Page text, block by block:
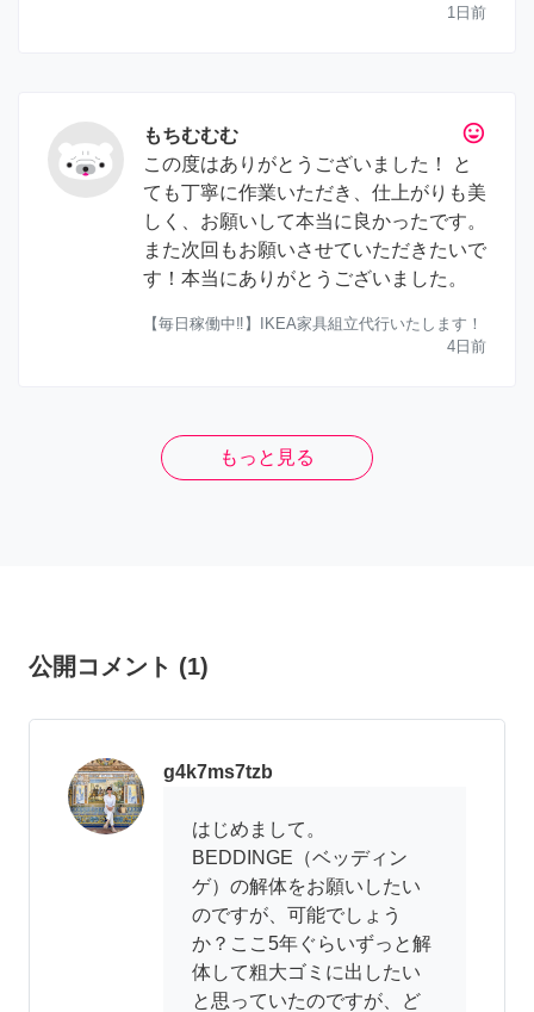
1日前
tag_faces
もちむむむ
この度はありがとうございました！ と
ても丁寧に作業いただき、仕上がりも美
しく、お願いして本当に良かったです。
また次回もお願いさせていただきたいで
す！本当にありがとうございました。
【毎日稼働中‼︎】IKEA家具組立代行いたします！
4日前
もっと見る
公開コメント (1)
g4k7ms7tzb
はじめまして。
BEDDINGE（ベッディン
ゲ）の解体をお願いしたい
のですが、可能でしょう
か？ここ5年ぐらいずっと解
体して粗大ゴミに出したい
と思っていたのですが、ど